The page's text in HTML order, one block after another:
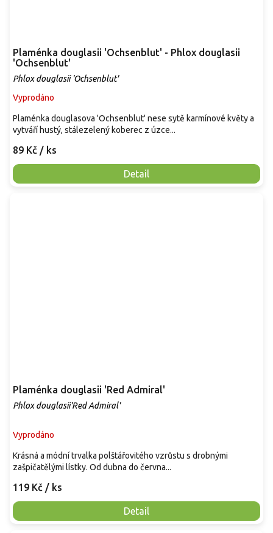
Plaménka douglasii 'Ochsenblut' - Phlox douglasii
'Ochsenblut'
Phlox douglasii 'Ochsenblut'
Vyprodáno
89 Kč / ks
Detail
Plaménka douglasova 'Ochsenblut' nese sytě karmínové květy a
vytváří hustý, stálezelený koberec z úzce...
Plaménka douglasii 'Red Admiral'
Phlox douglasii'Red Admiral'
Vyprodáno
119 Kč / ks
Detail
Krásná a módní trvalka polštářovitého vzrůstu s drobnými
zašpičatělými lístky. Od dubna do června...